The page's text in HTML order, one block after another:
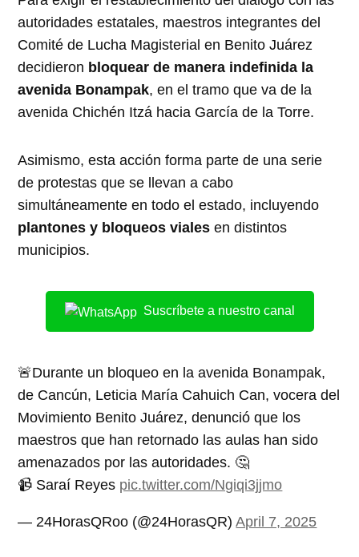
autoridades estatales, maestros integrantes del
Comité de Lucha Magisterial en Benito Juárez
decidieron bloquear de manera indefinida la
avenida Bonampak, en el tramo que va de la
avenida Chichén Itzá hacia García de la Torre.
Asimismo, esta acción forma parte de una serie
de protestas que se llevan a cabo
simultáneamente en todo el estado, incluyendo
plantones y bloqueos viales en distintos
municipios.
Suscríbete a nuestro canal
🚨Durante un bloqueo en la avenida Bonampak,
de Cancún, Leticia María Cahuich Can, vocera del
Movimiento Benito Juárez, denunció que los
maestros que han retornado las aulas han sido
amenazados por las autoridades. 🤔
📹 Saraí Reyes pic.twitter.com/Ngiqi3jjmo
— 24HorasQRoo (@24HorasQR)April 7, 2025